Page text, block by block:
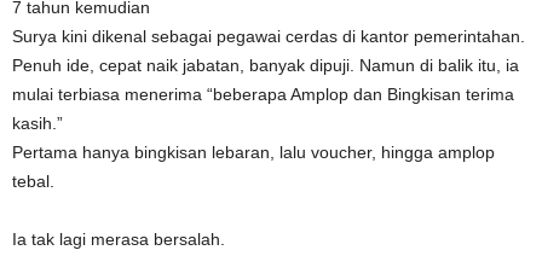
7 tahun kemudian
Surya kini dikenal sebagai pegawai cerdas di kantor pemerintahan.
Penuh ide, cepat naik jabatan, banyak dipuji. Namun di balik itu, ia
mulai terbiasa menerima “beberapa Amplop dan Bingkisan terima
kasih.”
Pertama hanya bingkisan lebaran, lalu voucher, hingga amplop
tebal.
Ia tak lagi merasa bersalah.